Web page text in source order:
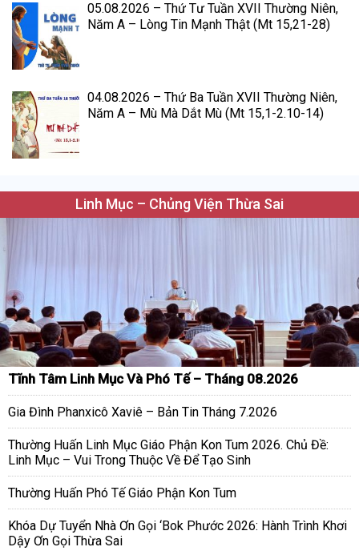
05.08.2026 – Thứ Tư Tuần XVII Thường Niên,
Năm A – Lòng Tin Mạnh Thật (Mt 15,21-28)
04.08.2026 – Thứ Ba Tuần XVII Thường Niên,
Năm A – Mù Mà Dắt Mù (Mt 15,1-2.10-14)
Linh Mục – Chủng Viện Thừa Sai
Tĩnh Tâm Linh Mục Và Phó Tế – Tháng 08.2026
Gia Đình Phanxicô Xaviê – Bản Tin Tháng 7.2026
Thường Huấn Linh Mục Giáo Phận Kon Tum 2026. Chủ Đề:
Linh Mục – Vui Trong Thuộc Về Để Tạo Sinh
Thường Huấn Phó Tế Giáo Phận Kon Tum
Khóa Dự Tuyển Nhà Ơn Gọi ‘Bok Phước 2026: Hành Trình Khơi
Dậy Ơn Gọi Thừa Sai